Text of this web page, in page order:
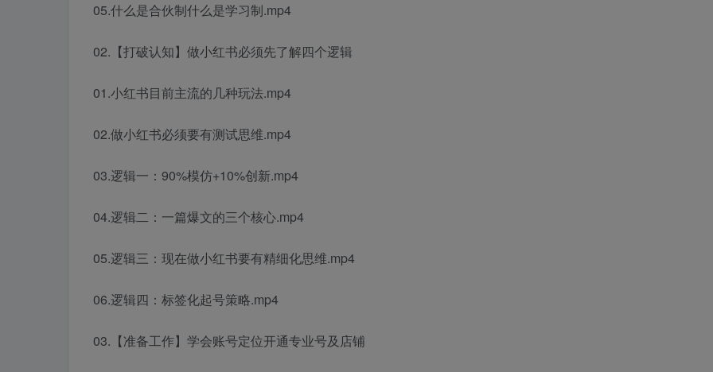
05.什么是合伙制什么是学习制.mp4
02.【打破认知】做小红书必须先了解四个逻辑
01.小红书目前主流的几种玩法.mp4
02.做小红书必须要有测试思维.mp4
03.逻辑一：90%模仿+10%创新.mp4
04.逻辑二：一篇爆文的三个核心.mp4
05.逻辑三：现在做小红书要有精细化思维.mp4
06.逻辑四：标签化起号策略.mp4
03.【准备工作】学会账号定位开通专业号及店铺